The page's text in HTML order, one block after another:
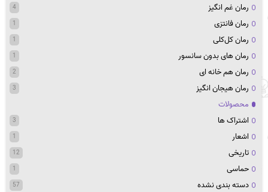
رمان غم انگیز 4
رمان فانتزی 1
رمان کل‌کلی 1
رمان های بدون سانسور 1
رمان هم خانه ای 2
رمان هیجان انگیز 3
محصولات
اشتراک ها
3
اشعار 1
تاریخی 12
حماسی 1
دسته بندی نشده 57